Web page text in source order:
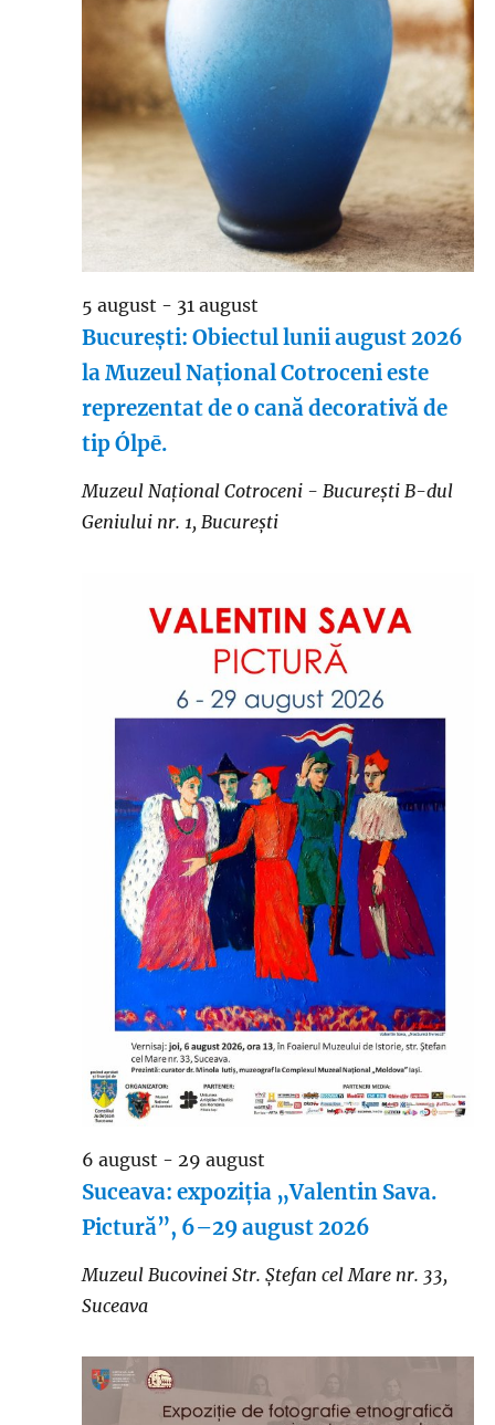
București: Obiectul lunii august 2026
la Muzeul Național Cotroceni este
reprezentat de o cană decorativă de
tip Ólpē.
5 august - 31 august
Muzeul Național Cotroceni - București B-dul
Geniului nr. 1, București
Suceava: expoziția „Valentin Sava.
Pictură”, 6–29 august 2026
6 august - 29 august
Muzeul Bucovinei Str. Ştefan cel Mare nr. 33,
Suceava